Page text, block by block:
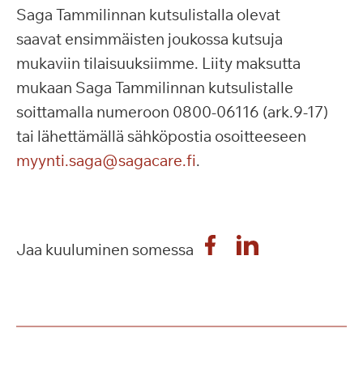
Saga Tammilinnan kutsulistalla olevat
saavat ensimmäisten joukossa kutsuja
mukaviin tilaisuuksiimme. Liity maksutta
mukaan Saga Tammilinnan kutsulistalle
soittamalla numeroon 0800-06116 (ark.9-17)
tai lähettämällä sähköpostia osoitteeseen
myynti.saga@sagacare.fi.
Jaa kuuluminen somessa